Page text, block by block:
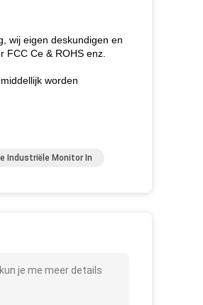
wij eigen deskundigen en
Ce & ROHS enz.
worden
Industriële Monitor In
je me meer details